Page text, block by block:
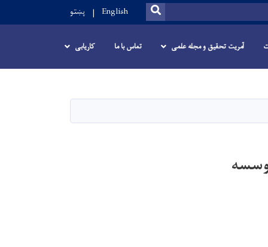
SEARCH
English پښتو
آمریت تحقیق و مجله علمی تماس با ما کاریابی